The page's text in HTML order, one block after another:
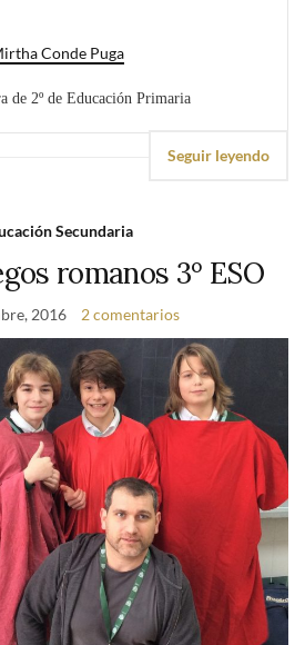
Conde Puga
de 2º de Educación Primaria
Seguir leyendo
Secundaria
romanos 3º ESO
2016 2 comentarios